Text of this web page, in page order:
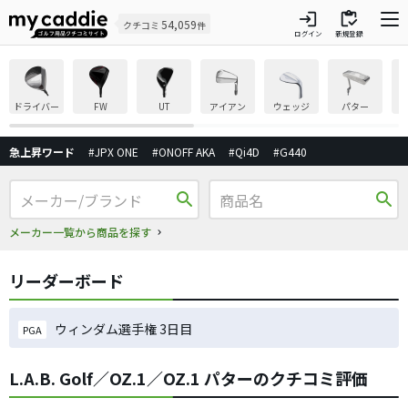
クチコミ 54,059件 login
ログイン
inventory
新規登録
ドライバー FW UT アイアン ウェッジ パター
急上昇ワード #JPX ONE #ONOFF AKA #Qi4D #G440
search
メーカー一覧から商品を探す
search
リーダーボード
PGA ウィンダム選手権 3日目
L.A.B. Golf／OZ.1／OZ.1 パターのクチコミ評価